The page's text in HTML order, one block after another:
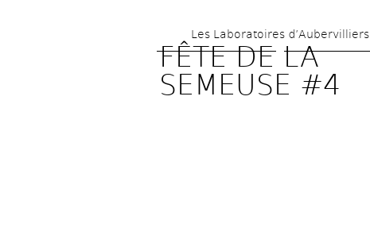
Les Laboratoires d’Aubervilliers
FÊTE DE LA
SEMEUSE #4